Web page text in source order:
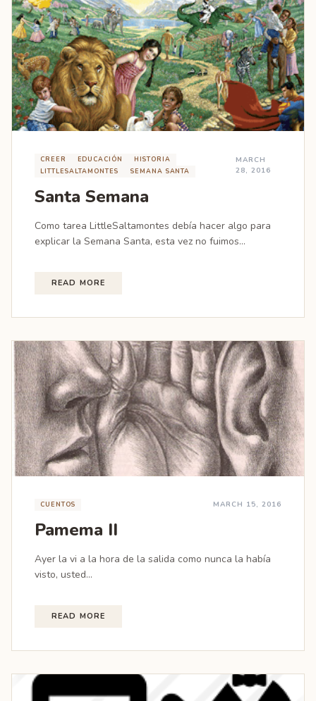
CREER EDUCACIÓN
HISTORIA
LITTLESALTAMONTES
SEMANA SANTA
MARCH
28, 2016
Santa Semana
Como tarea LittleSaltamontes debía hacer algo para
explicar la Semana Santa, esta vez no fuimos...
READ MORE
CUENTOS MARCH 15, 2016
Pamema II
Ayer la vi a la hora de la salida como nunca la había
visto, usted...
READ MORE